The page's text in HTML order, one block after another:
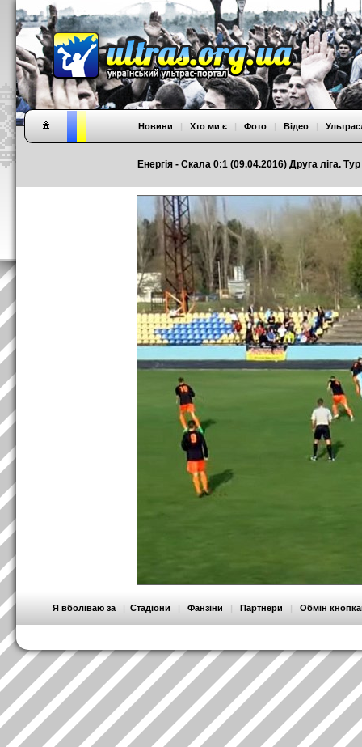
Енергія - Скала 0:1 (09.04.2016) Друга ліга.
Новини | Хто ми є | Фото | Відео |
Я вболіваю за | Стадіони | Фанзіни | Партнери | Обмін